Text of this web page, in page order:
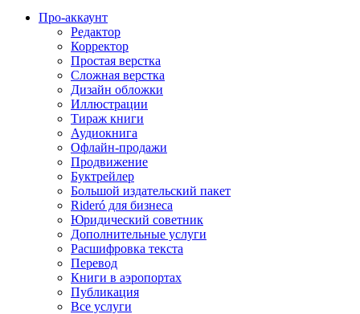
Про-аккаунт
Редактор
Корректор
Простая верстка
Сложная верстка
Дизайн обложки
Иллюстрации
Тираж книги
Аудиокнига
Офлайн-продажи
Продвижение
Буктрейлер
Большой издательский пакет
Rideró для бизнеса
Юридический советник
Дополнительные услуги
Расшифровка текста
Перевод
Книги в аэропортах
Публикация
Все услуги